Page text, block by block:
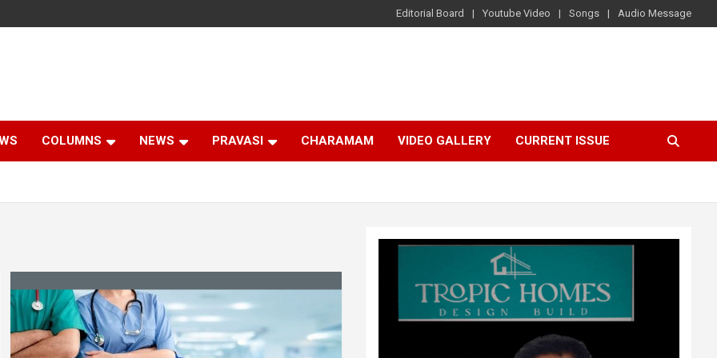
Editorial Board Youtube Video Songs Audio Message
COLUMNS NEWS PRAVASI CHARAMAM VIDEO GALLERY CURRENT ISSUE